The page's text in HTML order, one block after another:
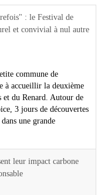
: le Festival de
et convivial à nul autre
commune de
à accueillir la deuxième
du Renard. Autour de
3 jours de découvertes
une grande
leur impact carbone